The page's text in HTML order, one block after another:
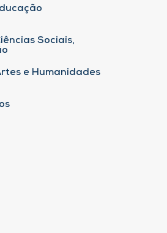
Sociais,
e Humanidades